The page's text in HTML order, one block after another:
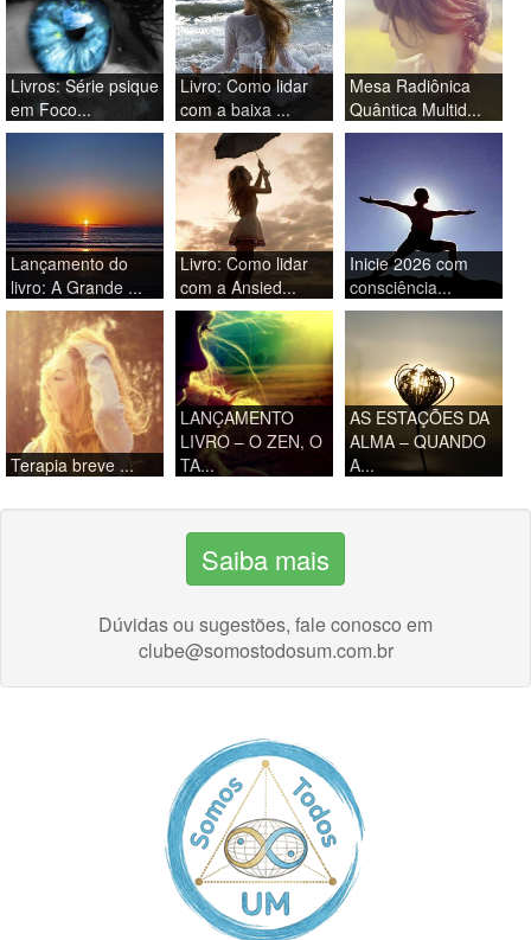
Livros: Série psique
em Foco...
Livro: Como lidar
com a baixa ...
Mesa Radiônica
Quântica Multid...
Lançamento do
livro: A Grande ...
Livro: Como lidar
com a Ansied...
Inicie 2026 com
consciência...
Terapia breve ...
LANÇAMENTO
LIVRO – O ZEN, O
TA...
AS ESTAÇÕES DA
ALMA – QUANDO
A...
Saiba mais
Dúvidas ou sugestões, fale conosco em
clube@somostodosum.com.br